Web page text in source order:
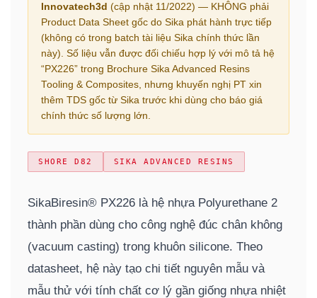
Innovatech3d (cập nhật 11/2022) — KHÔNG phải
Product Data Sheet gốc do Sika phát hành trực tiếp
(không có trong batch tài liệu Sika chính thức lần
này). Số liệu vẫn được đối chiếu hợp lý với mô tả hệ
“PX226” trong Brochure Sika Advanced Resins
Tooling & Composites, nhưng khuyến nghị PT xin
thêm TDS gốc từ Sika trước khi dùng cho báo giá
chính thức số lượng lớn.
SHORE D82 SIKA ADVANCED RESINS
SikaBiresin® PX226 là hệ nhựa Polyurethane 2
thành phần dùng cho công nghệ đúc chân không
(vacuum casting) trong khuôn silicone. Theo
datasheet, hệ này tạo chi tiết nguyên mẫu và
mẫu thử với tính chất cơ lý gần giống nhựa nhiệt